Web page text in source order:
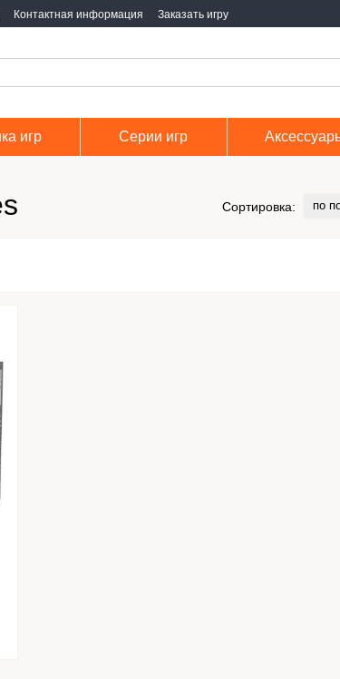
Контактная информация Заказать игру
игр Серии игр
Сортировка: по